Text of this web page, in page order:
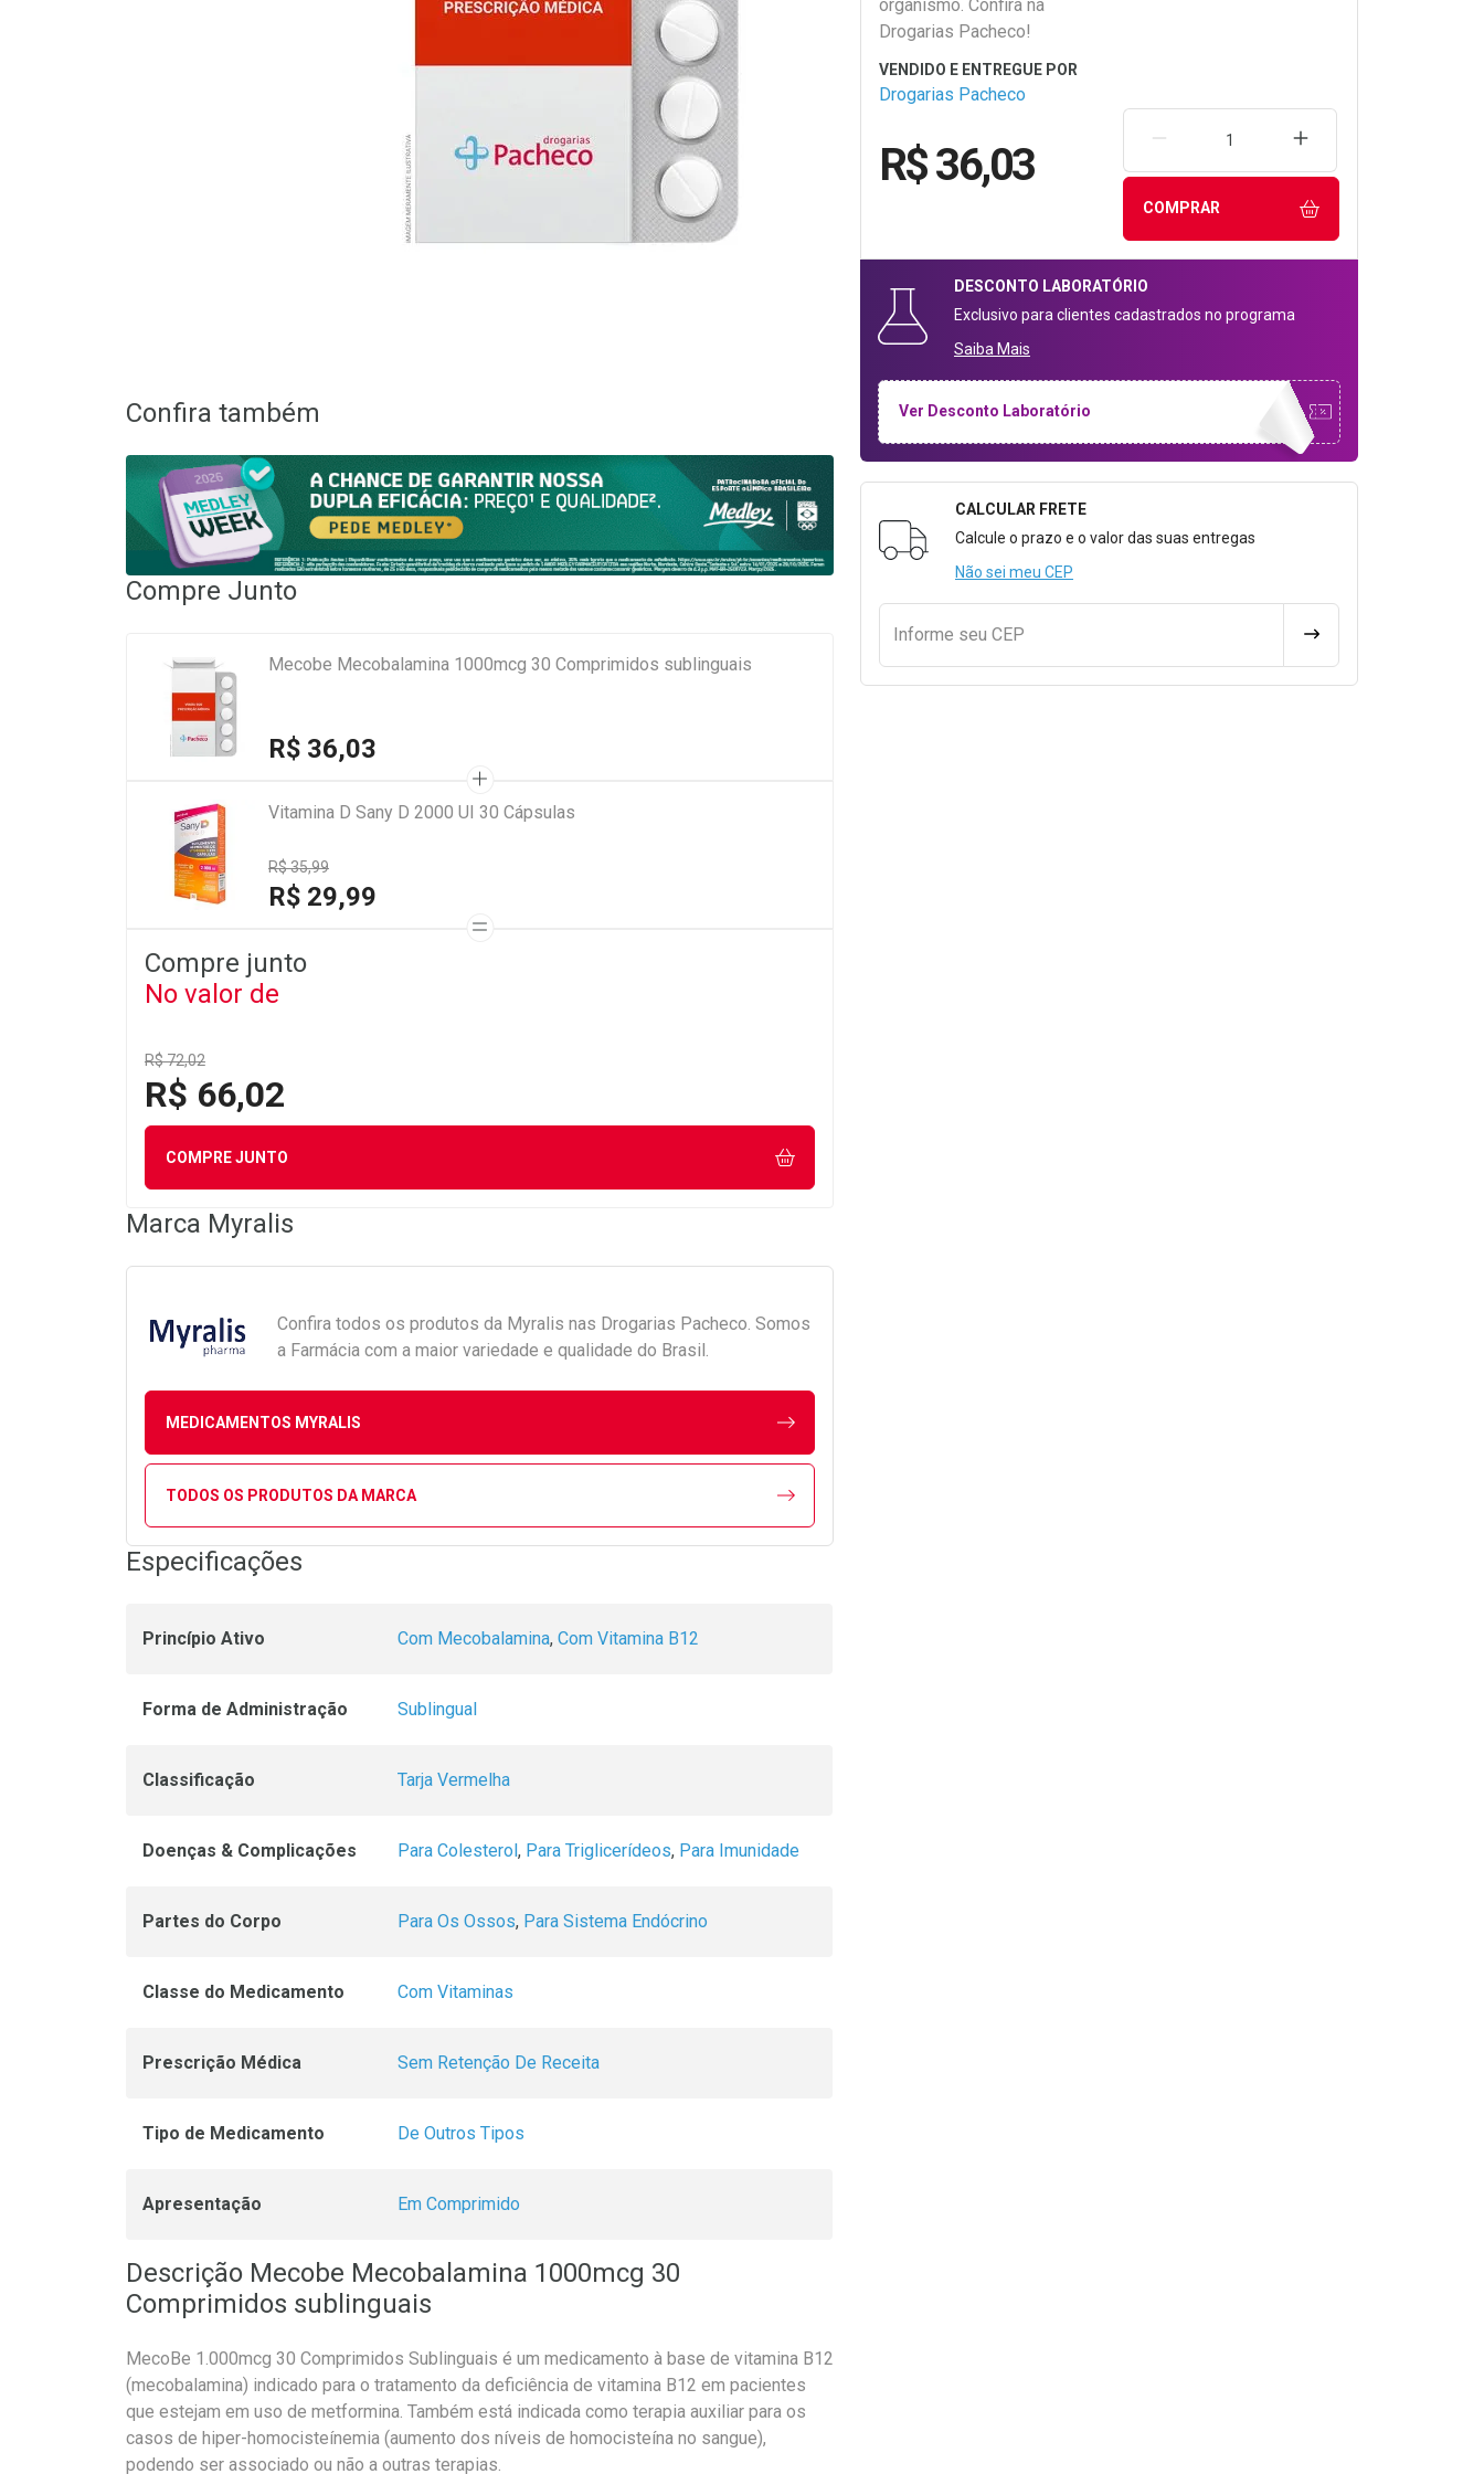
organismo. Confira na
Drogarias Pacheco!
Drogarias Pacheco
R$ 36,03
REMOVER UMA UNIDADEAUMENTAR UMA
COMPRAR
DESCONTO LABORATÓRIO
Exclusivo para clientes cadastrados no programa
Saiba Mais
Ver Desconto Laboratório
Formulário para Calcular o Frete
CALCULAR FRETE
Calcule o prazo e o valor das suas entregas
Não sei meu CEP
Informe seu CEP CALCULAR FRETE
Confira também
Compre Junto
Mecobe Mecobalamina 1000mcg 30 Comprimidos sublinguais
R$ 36,03
Vitamina D Sany D 2000 UI 30 Cápsulas
R$ 35,99
R$ 29,99
Compre junto
No valor de
R$ 72,02
R$ 66,02
COMPRE JUNTO
Marca Myralis
Confira todos os produtos da Myralis nas Drogarias Pacheco. Somos
a Farmácia com a maior variedade e qualidade do Brasil.
MEDICAMENTOS MYRALIS
TODOS OS PRODUTOS DA MARCA
Especificações
Princípio Ativo Com Mecobalamina, Com Vitamina B12
Forma de Administração Sublingual
Classificação Tarja Vermelha
Doenças & Complicações Para Colesterol , Para Triglicerídeos, Para Imunidade
Partes do Corpo Para Os Ossos, Para Sistema Endócrino
Classe do Medicamento Com Vitaminas
Prescrição Médica Sem Retenção De Receita
Tipo de Medicamento De Outros Tipos
Apresentação Em Comprimido
Descrição Mecobe Mecobalamina 1000mcg 30
Comprimidos sublinguais
MecoBe 1.000mcg 30 Comprimidos Sublinguais é um medicamento à base de vitamina B12
(mecobalamina) indicado para o tratamento da deficiência de vitamina B12 em pacientes
que estejam em uso de metformina. Também está indicada como terapia auxiliar para os
casos de hiper-homocisteínemia (aumento dos níveis de homocisteína no sangue),
podendo ser associado ou não a outras terapias.